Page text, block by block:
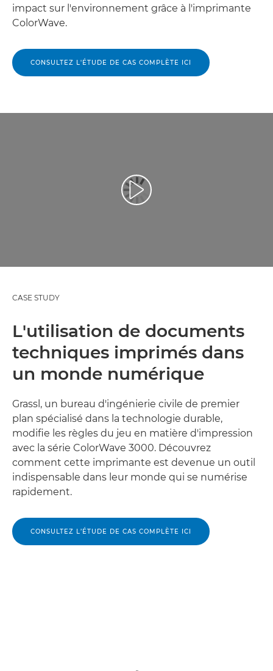
impact sur l'environnement grâce à l'imprimante
ColorWave.
CONSULTEZ L'ÉTUDE DE CAS COMPLÈTE ICI
Lancer la vidéo
CASE STUDY
L'utilisation de documents
techniques imprimés dans
un monde numérique
Grassl, un bureau d'ingénierie civile de premier
plan spécialisé dans la technologie durable,
modifie les règles du jeu en matière d'impression
avec la série ColorWave 3000. Découvrez
comment cette imprimante est devenue un outil
indispensable dans leur monde qui se numérise
rapidement.
CONSULTEZ L’ÉTUDE DE CAS COMPLÈTE ICI